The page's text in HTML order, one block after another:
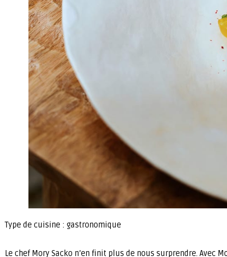
Type de cuisine : gastronomique
Le chef Mory Sacko n’en finit plus de nous surprendre.